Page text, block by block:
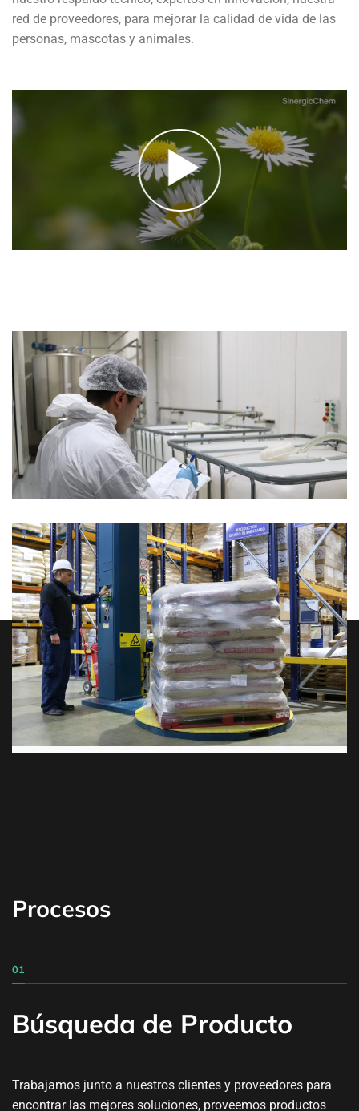
red de proveedores, para mejorar la calidad de vida de las
personas, mascotas y animales.
Procesos
01
Búsqueda de Producto
Trabajamos junto a nuestros clientes y proveedores para
encontrar las mejores soluciones, proveemos productos